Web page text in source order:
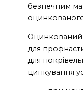
безпечним
Оцинкований
для
для
цинкування